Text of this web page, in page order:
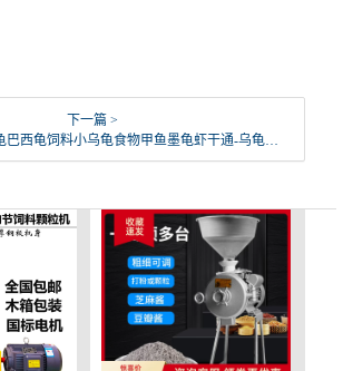
下一篇 >
料小乌龟食物甲鱼墨龟虾干通-乌龟饲料(果登喜旗舰店仅售14.85元)